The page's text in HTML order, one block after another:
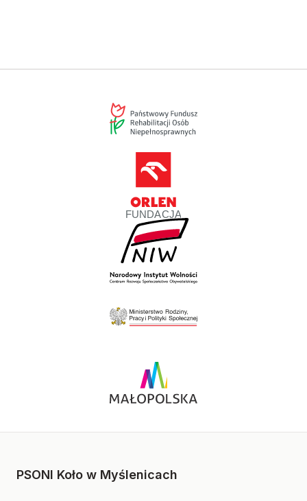
PSONI Koło w Myślenicach